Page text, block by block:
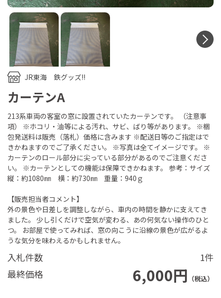
JR東海 鉄グッズ!!
カーテンA
入札件数
1件
最終価格
6,000円 （税込）
213系車両の客室の窓に設置されていたカーテンです。 （注意事
項） ※ホコリ・油等による汚れ、サビ、ばり等があります。 ※梱
包発送料は販売（落札）価格に含みます ※配送日等のご指定はで
きかねますのでご了承ください。 ※写真は全てイメージです。 ※
カーテンのロール部分に尖っている部分があるのでご注意くださ
い。 ※カーテンとしての機能は保障できかねます。 参考：サイズ
縦：約1080㎜ 横：約730㎜ 重量：940ｇ
【販売担当者コメント】
外の景色や日差しを調整しながら、車内の時間を静かに支えてき
ました。 少し引くだけで空気が変わる、あの何気ない操作のひと
つ。 お部屋で使ってみれば、窓の向こうに沿線の景色が広がるよ
うな気分を味わえるかもしれません。